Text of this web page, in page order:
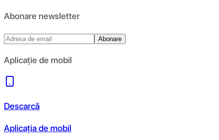
Abonare newsletter
Abonare
Aplicație de mobil
Descarcă
Aplicația de mobil